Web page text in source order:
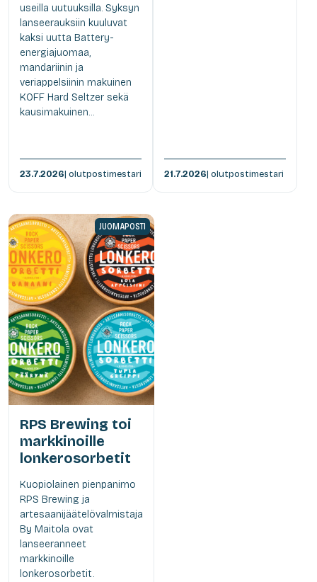
useilla uutuuksilla. Syksyn
lanseerauksiin kuuluvat
kaksi uutta Battery-
energiajuomaa,
mandariinin ja
veriappelsiinin makuinen
KOFF Hard Seltzer sekä
kausimakuinen...
23.7.2026| olutpostimestari 21.7.2026| olutpostimestari
JUOMAPOSTI
RPS Brewing toi
markkinoille
lonkerosorbetit
Kuopiolainen pienpanimo
RPS Brewing ja
artesaanijäätelövalmistaja
By Maitola ovat
lanseeranneet
markkinoille
lonkerosorbetit.